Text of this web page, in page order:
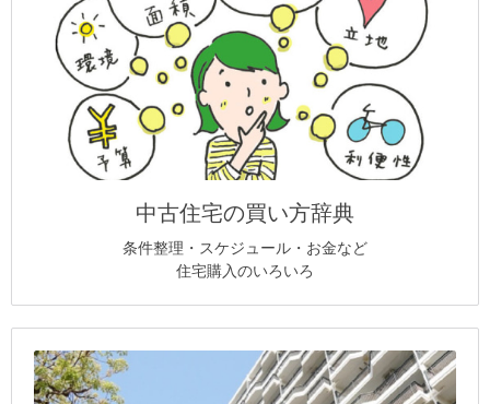
中古住宅の買い方辞典
条件整理・スケジュール・お金など
住宅購入のいろいろ